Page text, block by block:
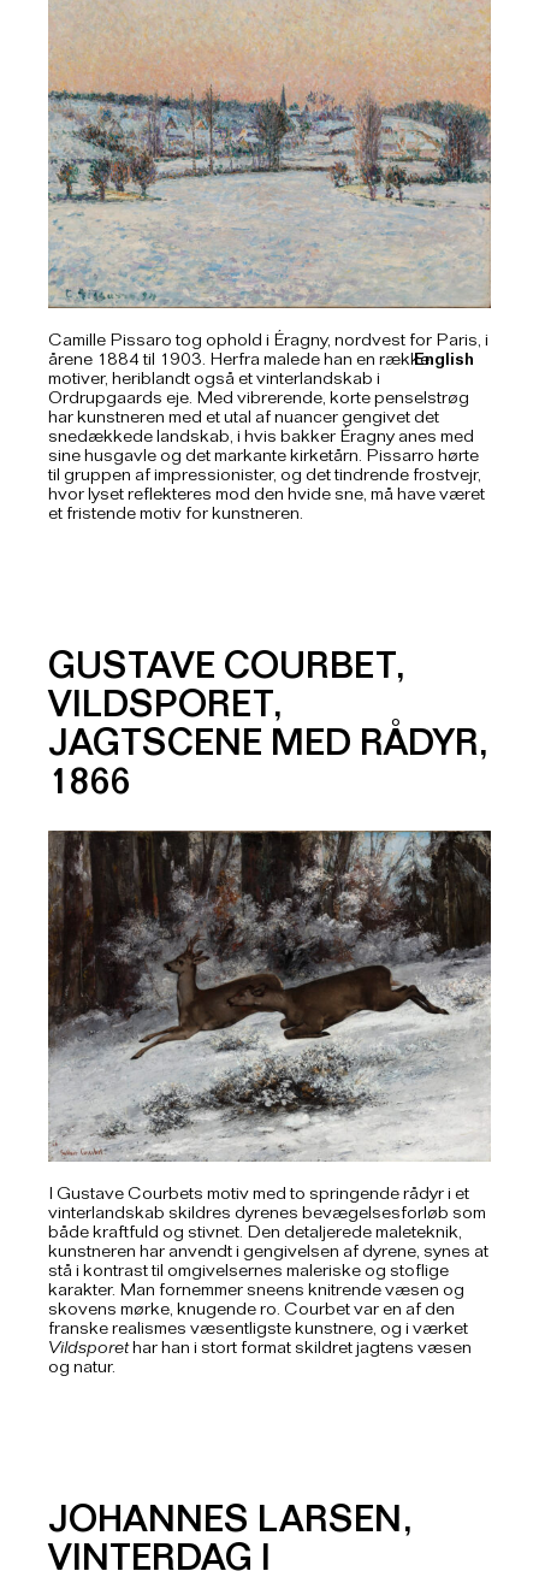
English
Camille Pissaro tog ophold i Éragny, nordvest for Paris, i
årene 1884 til 1903. Herfra malede han en række
motiver, heriblandt også et vinterlandskab i
Ordrupgaards eje. Med vibrerende, korte penselstrøg
har kunstneren med et utal af nuancer gengivet det
snedækkede landskab, i hvis bakker Éragny anes med
sine husgavle og det markante kirketårn. Pissarro hørte
til gruppen af impressionister, og det tindrende frostvejr,
hvor lyset reflekteres mod den hvide sne, må have været
et fristende motiv for kunstneren.
GUSTAVE COURBET,
VILDSPORET,
JAGTSCENE MED RÅDYR,
1866
I Gustave Courbets motiv med to springende rådyr i et
vinterlandskab skildres dyrenes bevægelsesforløb som
både kraftfuld og stivnet. Den detaljerede maleteknik,
kunstneren har anvendt i gengivelsen af dyrene, synes at
stå i kontrast til omgivelsernes maleriske og stoflige
karakter. Man fornemmer sneens knitrende væsen og
skovens mørke, knugende ro. Courbet var en af den
franske realismes væsentligste kunstnere, og i værket
Vildsporethar han i stort format skildret jagtens væsen
og natur.
JOHANNES LARSEN,